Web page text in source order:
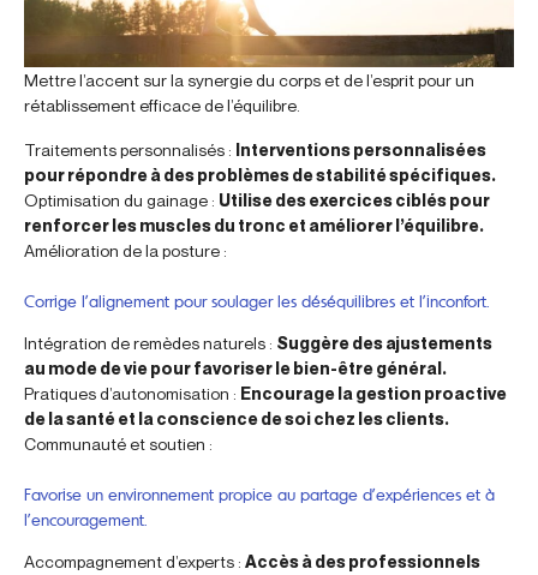
Mettre l’accent sur la synergie du corps et de l’esprit pour un
rétablissement efficace de l’équilibre.
Traitements personnalisés : Interventions personnalisées
pour répondre à des problèmes de stabilité spécifiques.
Optimisation du gainage : Utilise des exercices ciblés pour
renforcer les muscles du tronc et améliorer l’équilibre.
Amélioration de la posture :
Corrige l’alignement pour soulager les déséquilibres et l’inconfort.
Intégration de remèdes naturels : Suggère des ajustements
au mode de vie pour favoriser le bien-être général.
Pratiques d’autonomisation : Encourage la gestion proactive
de la santé et la conscience de soi chez les clients.
Communauté et soutien :
Favorise un environnement propice au partage d’expériences et à
l’encouragement.
Accompagnement d’experts : Accès à des professionnels